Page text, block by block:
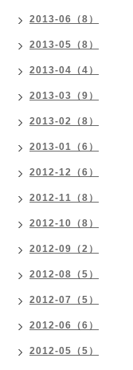
2013-06（8）
2013-05（8）
2013-04（4）
2013-03（9）
2013-02（8）
2013-01（6）
2012-12（6）
2012-11（8）
2012-10（8）
2012-09（2）
2012-08（5）
2012-07（5）
2012-06（6）
2012-05（5）